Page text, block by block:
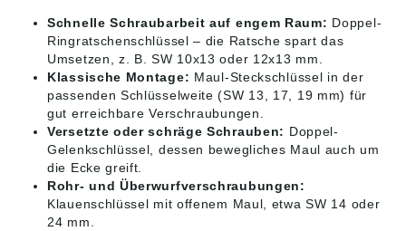
Schnelle Schraubarbeit auf engem Raum: Doppel-
Ringratschenschlüssel – die Ratsche spart das
Umsetzen, z. B. SW 10x13 oder 12x13 mm.
Klassische Montage: Maul-Steckschlüssel in der
passenden Schlüsselweite (SW 13, 17, 19 mm) für
gut erreichbare Verschraubungen.
Versetzte oder schräge Schrauben: Doppel-
Gelenkschlüssel, dessen bewegliches Maul auch um
die Ecke greift.
Rohr- und Überwurfverschraubungen:
Klauenschlüssel mit offenem Maul, etwa SW 14 oder
24 mm.